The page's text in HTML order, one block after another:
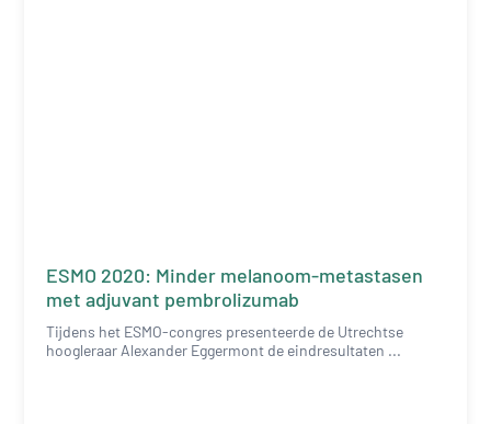
ESMO 2020: Minder melanoom-metastasen
met adjuvant pembrolizumab
Tijdens het ESMO-congres presenteerde de Utrechtse
hoogleraar Alexander Eggermont de eindresultaten ...